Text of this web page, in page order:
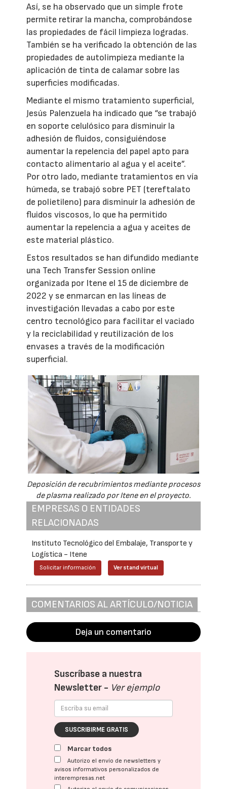
Así, se ha observado que un simple frote
permite retirar la mancha, comprobándose
las propiedades de fácil limpieza logradas.
También se ha verificado la obtención de las
propiedades de autolimpieza mediante la
aplicación de tinta de calamar sobre las
superficies modificadas.
Mediante el mismo tratamiento superficial,
Jesús Palenzuela ha indicado que “se trabajó
en soporte celulósico para disminuir la
adhesión de fluidos, consiguiéndose
aumentar la repelencia del papel apto para
contacto alimentario al agua y el aceite”.
Por otro lado, mediante tratamientos en vía
húmeda, se trabajó sobre PET (tereftalato
de polietileno) para disminuir la adhesión de
fluidos viscosos, lo que ha permitido
aumentar la repelencia a agua y aceites de
este material plástico.
Estos resultados se han difundido mediante
una Tech Transfer Session online
organizada por Itene el 15 de diciembre de
2022 y se enmarcan en las líneas de
investigación llevadas a cabo por este
centro tecnológico para facilitar el vaciado
y la reciclabilidad y reutilización de los
envases a través de la modificación
superficial.
Deposición de recubrimientos mediante procesos
de plasma realizado por Itene en el proyecto.
EMPRESAS O ENTIDADES
RELACIONADAS
Instituto Tecnológico del Embalaje, Transporte y
Logística - Itene
Solicitar información Ver stand virtual
COMENTARIOS AL ARTÍCULO/NOTICIA
Deja un comentario
Suscríbase a nuestra
Newsletter - Ver ejemplo
SUSCRIBIRME GRATIS
Marcar todos
Autorizo el envío de newsletters y
avisos informativos personalizados de
interempresas.net